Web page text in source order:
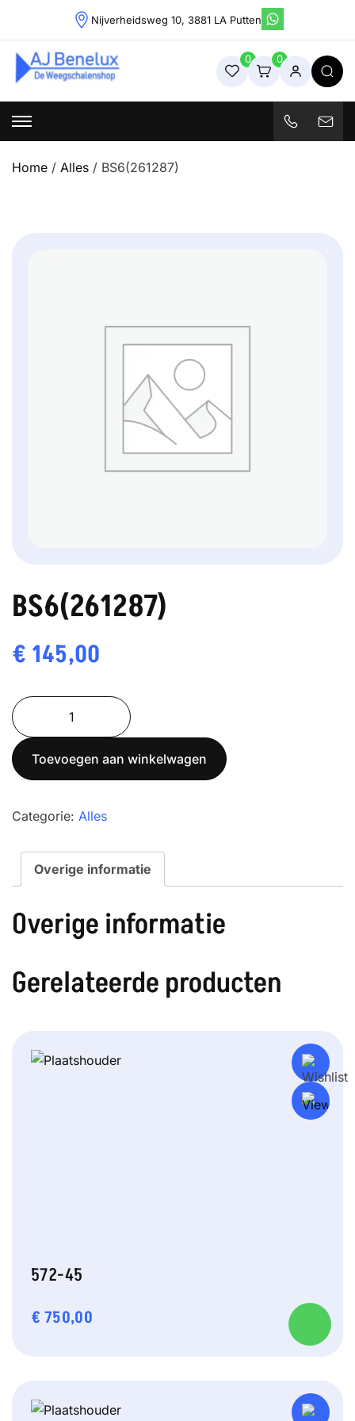
content
Nijverheidsweg 10, 3881 LA Putten
Weegschalenshop | Precisieweegschalen & Industriële
Weegoplossingen
0 0
Home / Alles / BS6(261287)
BS6(261287)
€ 145,00
BS6(261287)
aantal
Toevoegen aan winkelwagen
Categorie: Alles
Overige informatie
Overige informatie
Gerelateerde producten
572-45
€ 750,00